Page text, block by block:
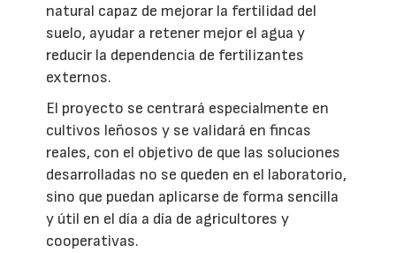
natural capaz de mejorar la fertilidad del
suelo, ayudar a retener mejor el agua y
reducir la dependencia de fertilizantes
externos.
El proyecto se centrará especialmente en
cultivos leñosos y se validará en fincas
reales, con el objetivo de que las soluciones
desarrolladas no se queden en el laboratorio,
sino que puedan aplicarse de forma sencilla
y útil en el día a día de agricultores y
cooperativas.